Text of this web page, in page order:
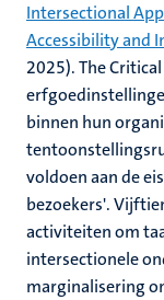
Intersectional
Accessibility and
2025). The
binnen hun
voldoen aan de
bezoekers'.
activiteiten om
intersectionele
marginalisering